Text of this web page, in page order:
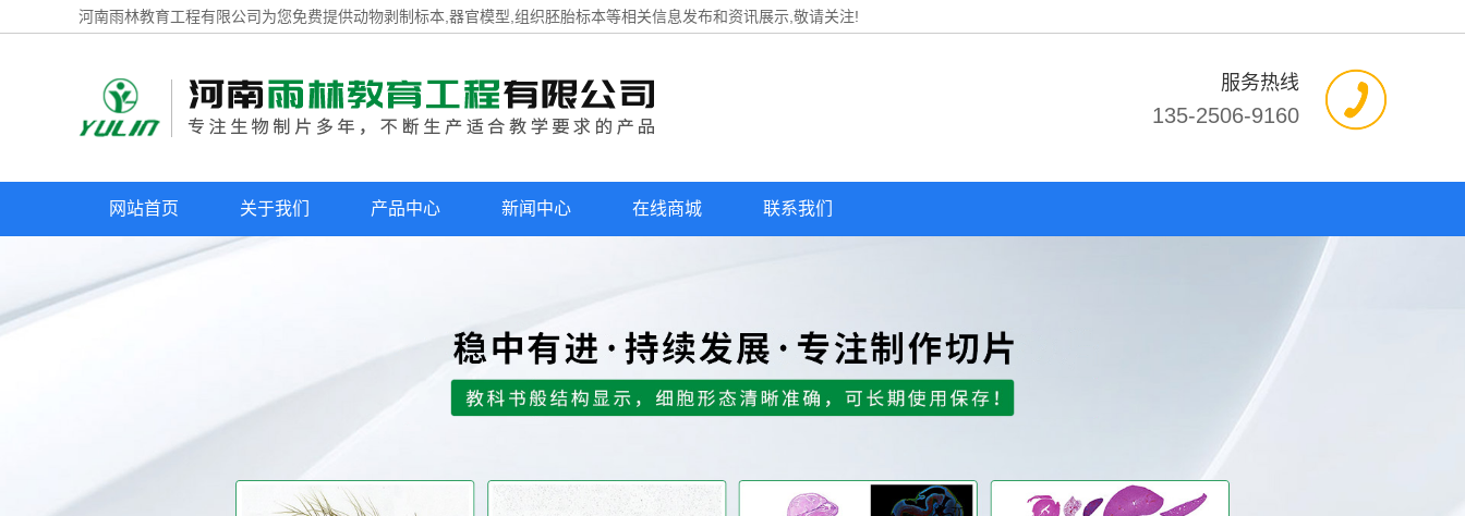
河南雨林教育工程有限公司为您免费提供动物剥制标本 ,器官模型,组织胚胎标本等相关信息发布和资讯展示,敬请关注!
服务热线
135-2506-9160
网站首页 关于我们 产品中心 新闻中心 在线商城 联系我们